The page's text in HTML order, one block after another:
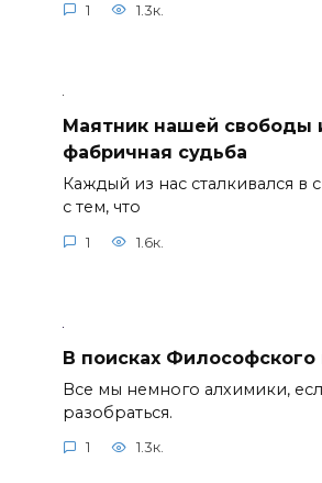
1 1.3к.
Маятник нашей свободы
фабричная судьба
Каждый из нас сталкивался в
с тем, что
1 1.6к.
В поисках Философского
Все мы немного алхимики,
разобраться.
1 1.3к.